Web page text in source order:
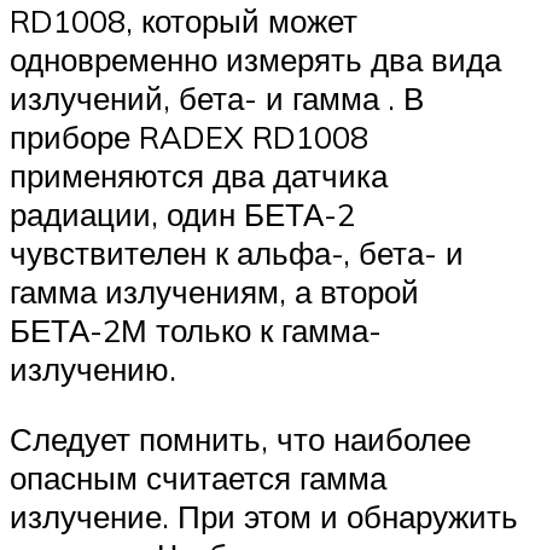
RD1008, который может
одновременно измерять два вида
излучений, бета- и гамма . В
приборе RADEX RD1008
применяются два датчика
радиации, один БЕТА-2
чувствителен к альфа-, бета- и
гамма излучениям, а второй
БЕТА-2М только к гамма-
излучению.
Следует помнить, что наиболее
опасным считается гамма
излучение. При этом и обнаружить